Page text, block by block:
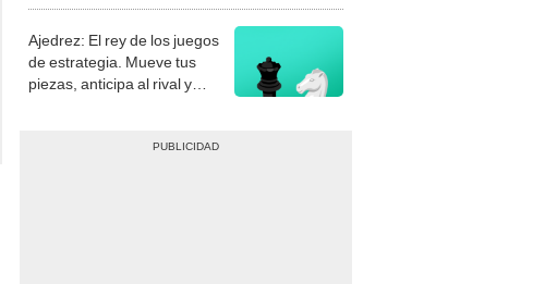
Ajedrez: El rey de los juegos
de estrategia. Mueve tus
piezas, anticipa al rival y